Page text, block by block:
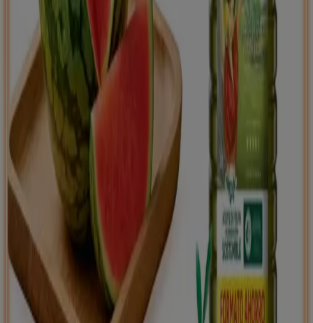
España Italia United Kingdom México
Brasil
Colombia
Argentina France
United States
Nederland
Deutschland Perú
Portugal
Australia
Türkiye Polska Norge
Österreich
Sverige
Ecuador Singapore South Africa
Canada
Danmark
Suomi
Belgique
Schweiz
United Arab Emirates România
Maroc
Ceská republika
Slovenská republika
Magyarország
България
Publicidad